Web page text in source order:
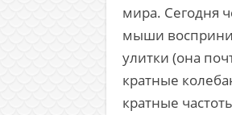
мира. Сегодня
мыши
улитки (она
кратные
кратные